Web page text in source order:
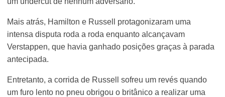
Mais atrás, Hamilton e Russell protagonizaram uma
intensa disputa roda a roda enquanto alcançavam
Verstappen, que havia ganhado posições graças à parada
antecipada.
Entretanto, a corrida de Russell sofreu um revés quando
um furo lento no pneu obrigou o britânico a realizar uma